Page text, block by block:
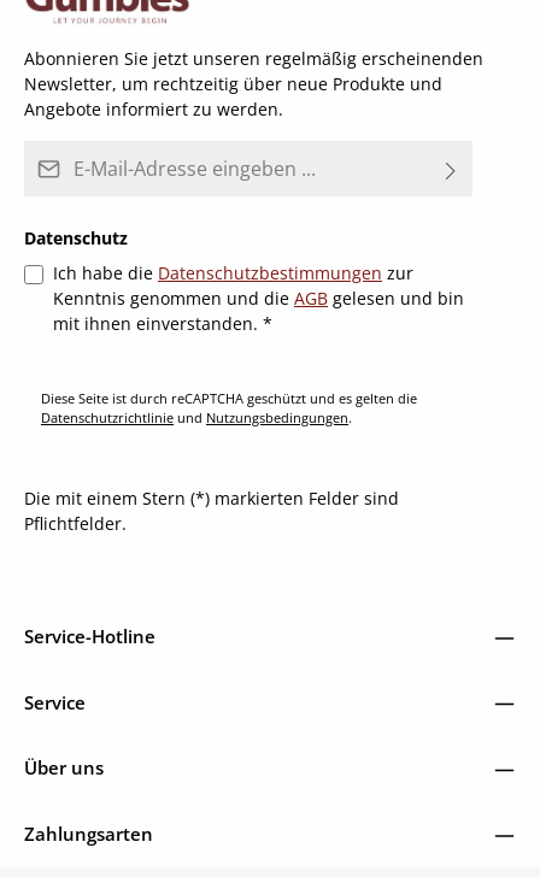
Abonnieren Sie jetzt unseren regelmäßig erscheinenden
Newsletter, um rechtzeitig über neue Produkte und
Angebote informiert zu werden.
Datenschutz
Ich habe die Datenschutzbestimmungen zur
Kenntnis genommen und die AGB gelesen und bin
mit ihnen einverstanden. *
Diese Seite ist durch reCAPTCHA geschützt und es gelten die
Datenschutzrichtlinie und Nutzungsbedingungen.
Die mit einem Stern (*) markierten Felder sind
Pflichtfelder.
Service-Hotline
Service
Über uns
Zahlungsarten